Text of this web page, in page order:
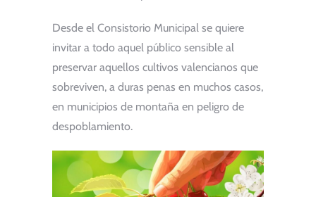
Desde el Consistorio Municipal se quiere
invitar a todo aquel público sensible al
preservar aquellos cultivos valencianos que
sobreviven, a duras penas en muchos casos,
en municipios de montaña en peligro de
despoblamiento.